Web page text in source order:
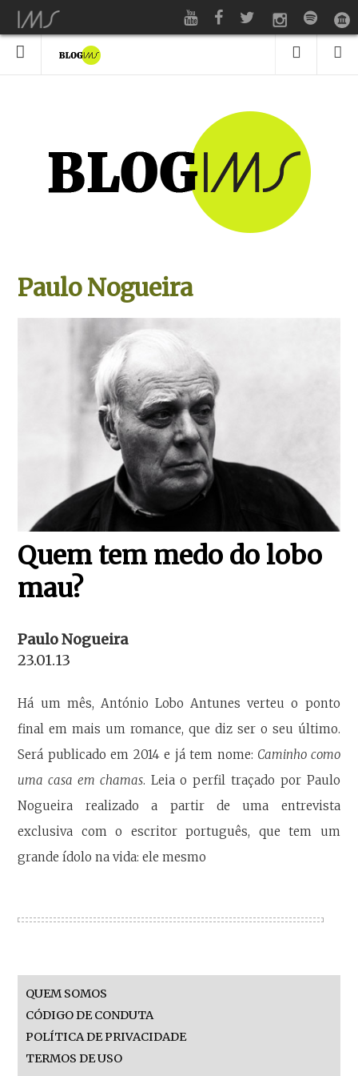
Paulo Nogueira
Quem tem medo do lobo
mau?
Paulo Nogueira
23.01.13
Há um mês, António Lobo Antunes verteu o ponto
final em mais um romance, que diz ser o seu último.
Será publicado em 2014 e já tem nome: Caminho como
uma casa em chamas. Leia o perfil traçado por Paulo
Nogueira realizado a partir de uma entrevista
exclusiva com o escritor português, que tem um
grande ídolo na vida: ele mesmo
QUEM SOMOS
CÓDIGO DE CONDUTA
POLÍTICA DE PRIVACIDADE
TERMOS DE USO